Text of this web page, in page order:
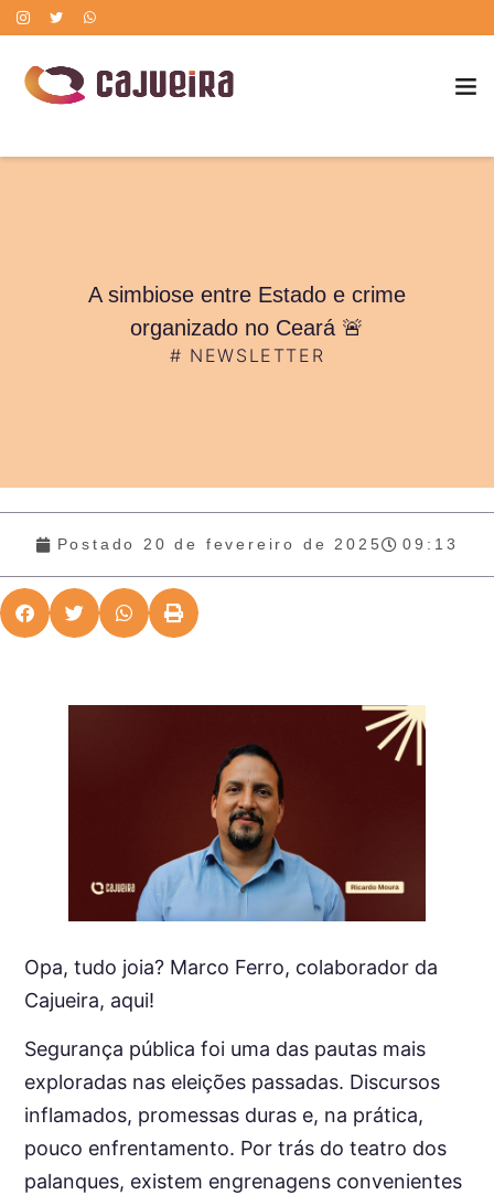
A simbiose entre Estado e crime
organizado no Ceará 🚨
# NEWSLETTER
Postado 20 de fevereiro de 2025 09:13
Opa, tudo joia? Marco Ferro, colaborador da
Cajueira, aqui!
Segurança pública foi uma das pautas mais
exploradas nas eleições passadas. Discursos
inflamados, promessas duras e, na prática,
pouco enfrentamento. Por trás do teatro dos
palanques, existem engrenagens convenientes